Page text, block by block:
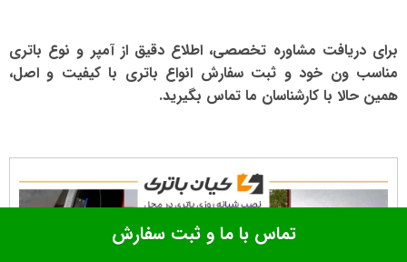
برای دریافت مشاوره تخصصی، اطلاع دقیق از آمپر و نوع باتری
مناسب ون خود و ثبت سفارش انواع باتری با کیفیت و اصل،
همین حالا با کارشناسان ما تماس بگیرید.
ویدیو
تماس با ما و ثبت سفارش